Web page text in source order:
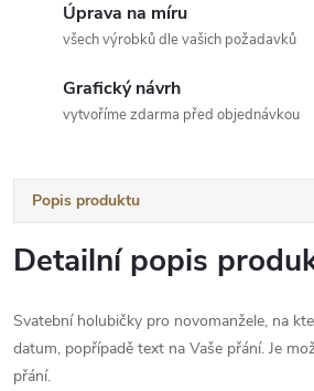
Úprava na míru
všech výrobků dle vašich požadavků
Grafický návrh
vytvoříme zdarma před objednávkou
Popis produktu
Detailní popis
Svatební holubičky pro novomanžele, na
datum, popřípadě text na Vaše přání. Je
přání.